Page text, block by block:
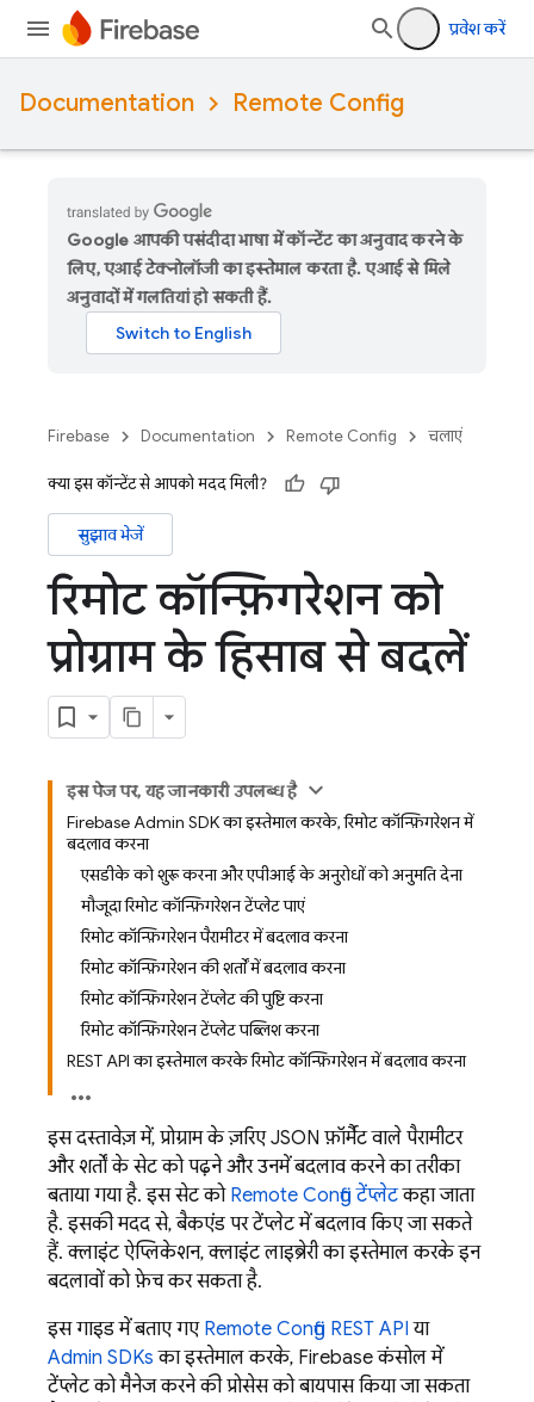
प्रवेश करें
Documentation Remote Config
Google आपकी पसंदीदा भाषा में कॉन्टेंट का अनुवाद करने के
लिए, एआई टेक्नोलॉजी का इस्तेमाल करता है. एआई से मिले
अनुवादों में गलतियां हो सकती हैं.
Firebase Documentation Remote Config चलाएं
क्या इस कॉन्टेंट से आपको मदद मिली?
सुझाव भेजें
रिमोट कॉन्फ़िगरेशन को
प्रोग्राम के हिसाब से बदलें
इस पेज पर, यह जानकारी उपलब्ध है
Firebase Admin SDK का इस्तेमाल करके, रिमोट कॉन्फ़िगरेशन में
बदलाव करना
एसडीके को शुरू करना और एपीआई के अनुरोधों को अनुमति देना
मौजूदा रिमोट कॉन्फ़िगरेशन टेंप्लेट पाएं
रिमोट कॉन्फ़िगरेशन पैरामीटर में बदलाव करना
रिमोट कॉन्फ़िगरेशन की शर्तों में बदलाव करना
रिमोट कॉन्फ़िगरेशन टेंप्लेट की पुष्टि करना
रिमोट कॉन्फ़िगरेशन टेंप्लेट पब्लिश करना
REST API का इस्तेमाल करके रिमोट कॉन्फ़िगरेशन में बदलाव करना
इस दस्तावेज़ में, प्रोग्राम के ज़रिए JSON फ़ॉर्मैट वाले पैरामीटर
और शर्तों के सेट को पढ़ने और उनमें बदलाव करने का तरीका
बताया गया है. इस सेट को Remote Config टेंप्लेटकहा जाता
है. इसकी मदद से, बैकएंड पर टेंप्लेट में बदलाव किए जा सकते
हैं. क्लाइंट ऐप्लिकेशन, क्लाइंट लाइब्रेरी का इस्तेमाल करके इन
बदलावों को फ़ेच कर सकता है.
इस गाइड में बताए गए Remote Config REST API या
Admin SDKs का इस्तेमाल करके, Firebaseकंसोल में
टेंप्लेट को मैनेज करने की प्रोसेस को बायपास किया जा सकता